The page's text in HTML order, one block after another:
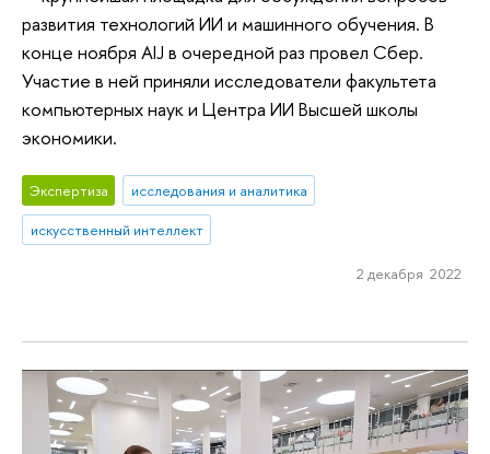
развития технологий ИИ и машинного обучения. В
конце ноября AIJ в очередной раз провел Сбер.
Участие в ней приняли исследователи факультета
компьютерных наук и Центра ИИ Высшей школы
экономики.
Экспертиза
исследования и аналитика
искусственный интеллект
2 декабря 2022